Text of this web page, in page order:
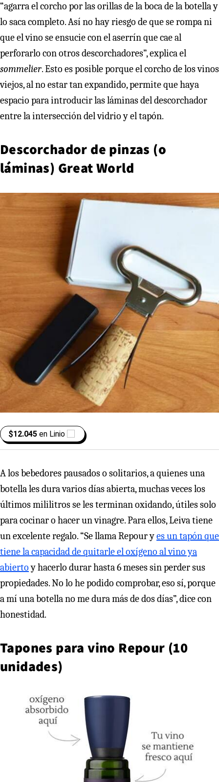
“agarra el corcho por las orillas de la boca de la botella y
lo saca completo. Así no hay riesgo de que se rompa ni
que el vino se ensucie con el aserrín que cae al
perforarlo con otros descorchadores”, explica el
sommelier. Esto es posible porque el corcho de los vinos
viejos, al no estar tan expandido, permite que haya
espacio para introducir las láminas del descorchador
entre la intersección del vidrio y el tapón.
Descorchador de pinzas (o
láminas) Great World
$12.045 en Linio
A los bebedores pausados o solitarios, a quienes una
botella les dura varios días abierta, muchas veces los
últimos mililitros se les terminan oxidando, útiles solo
para cocinar o hacer un vinagre. Para ellos, Leiva tiene
un excelente regalo. “Se llama Repour yes un tapón que
tiene la capacidad de quitarle el oxígeno al vino ya
abiertoy hacerlo durar hasta 6 meses sin perder sus
propiedades. No lo he podido comprobar, eso sí, porque
a mí una botella no me dura más de dos días”, dice con
honestidad.
Tapones para vino Repour (10
unidades)